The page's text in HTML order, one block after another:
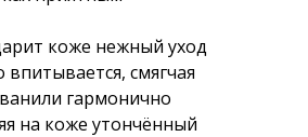
коже нежный уход
смягчая
гармонично
на коже утончённый